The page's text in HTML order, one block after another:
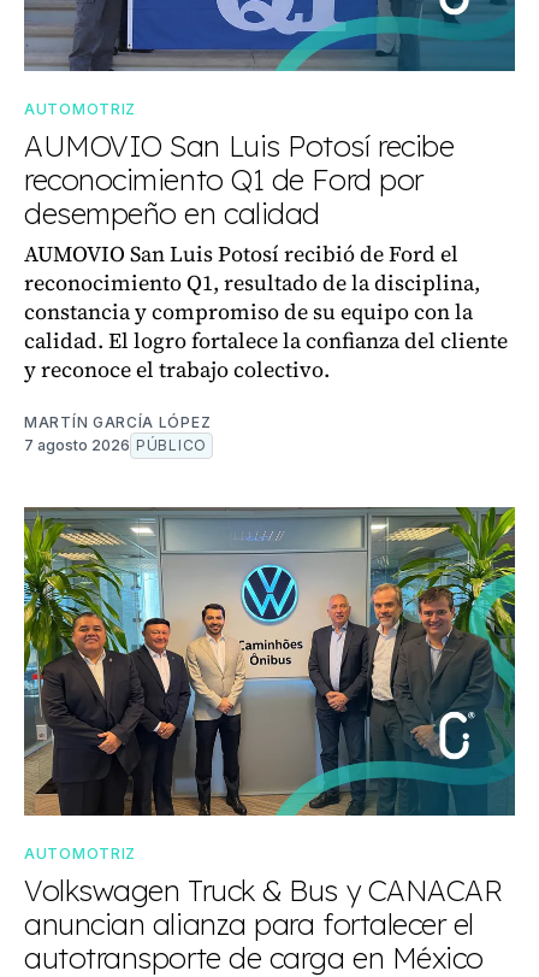
AUTOMOTRIZ
AUMOVIO San Luis Potosí recibe
reconocimiento Q1 de Ford por
desempeño en calidad
AUMOVIO San Luis Potosí recibió de Ford el
reconocimiento Q1, resultado de la disciplina,
constancia y compromiso de su equipo con la
calidad. El logro fortalece la confianza del cliente
y reconoce el trabajo colectivo.
MARTÍN GARCÍA LÓPEZ
7 agosto 2026 PÚBLICO
AUTOMOTRIZ
Volkswagen Truck & Bus y CANACAR
anuncian alianza para fortalecer el
autotransporte de carga en México